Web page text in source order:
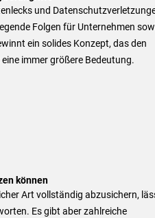
und
Folgen für Unternehmen
ein solides Konzept, das den
immer größere Bedeutung.
können
Art vollständig abzusichern,
Es gibt aber zahlreiche